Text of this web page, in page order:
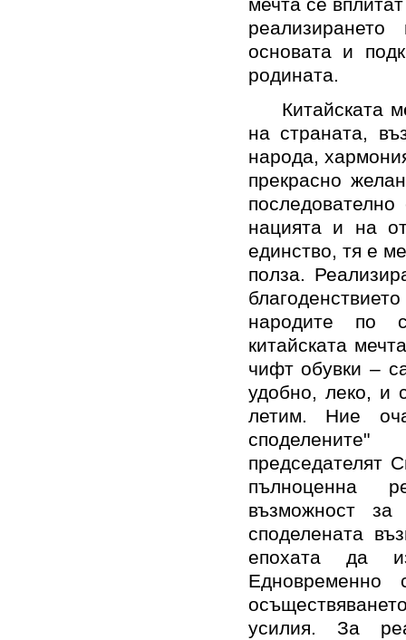
мечта се
основата и
родината.
Китайската
на страната,
народа,
прекрасно
нацията и на
единство, тя е
полза.
народите по
китайската
чифт обувки –
удобно, леко, и
летим. Ние
председателят
пълноценна
възможност
споделената
епохата да
усилия. За